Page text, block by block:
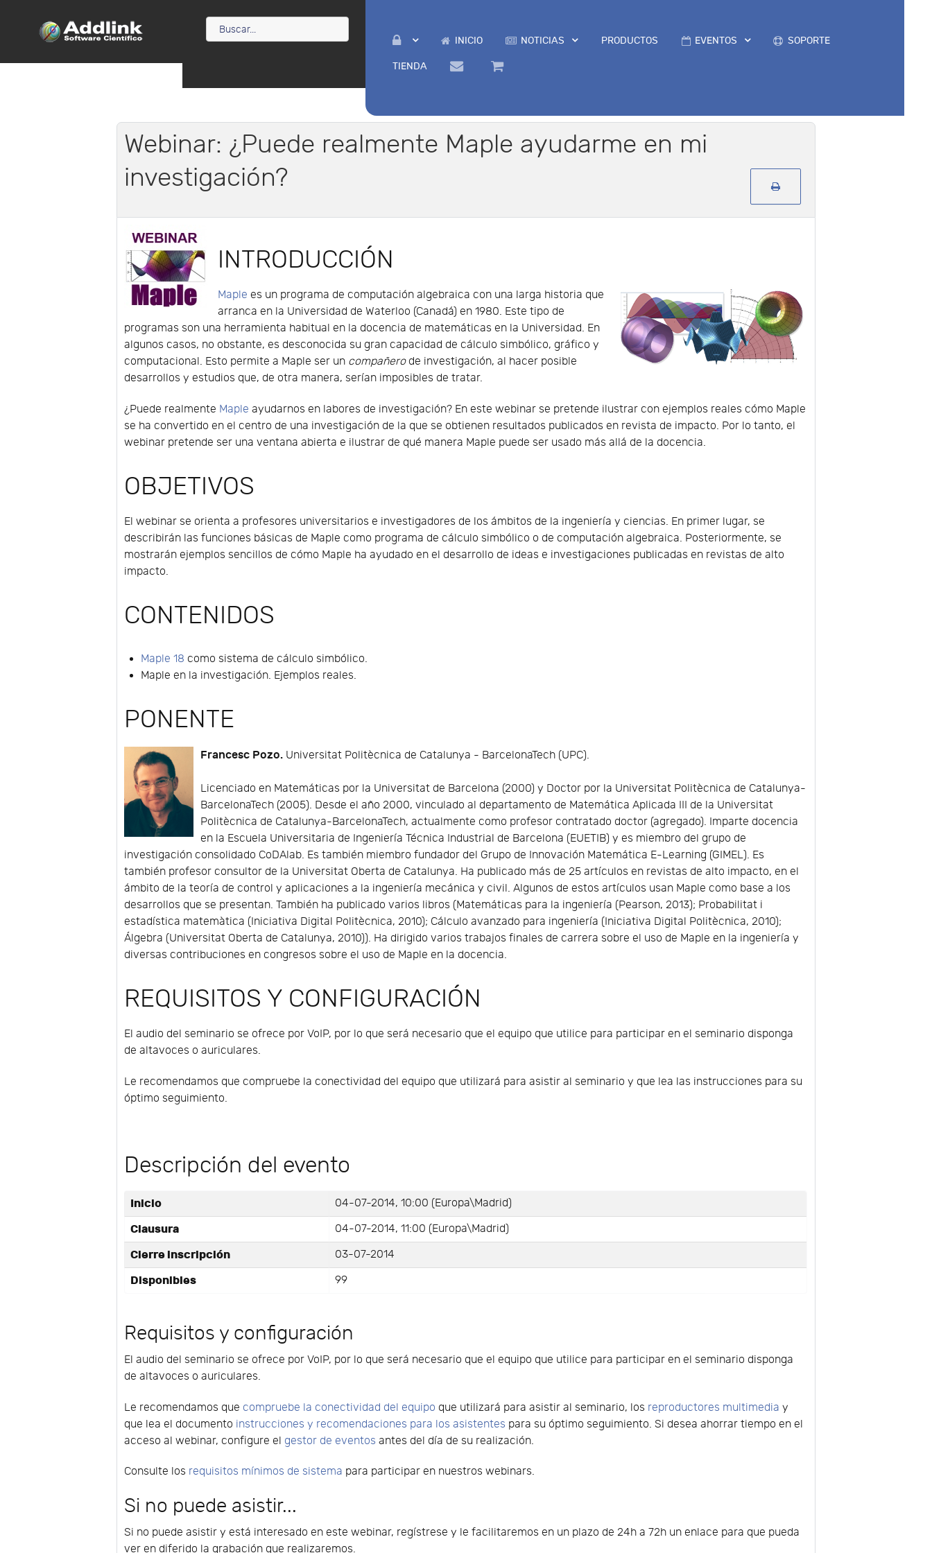
INICIO NOTICIAS PRODUCTOS EVENTOS SOPORTE
TIENDA
Webinar: ¿Puede realmente Maple ayudarme en mi
investigación?
INTRODUCCIÓN
Maple es un programa de computación algebraica con una larga historia que
arranca en la Universidad de Waterloo (Canadá) en 1980. Este tipo de
programas son una herramienta habitual en la docencia de matemáticas en la Universidad. En
algunos casos, no obstante, es desconocida su gran capacidad de cálculo simbólico, gráfico y
computacional. Esto permite a Maple ser un compañerode investigación, al hacer posible
desarrollos y estudios que, de otra manera, serían imposibles de tratar.
¿Puede realmente Maple ayudarnos en labores de investigación? En este webinar se pretende ilustrar con ejemplos reales cómo Maple
se ha convertido en el centro de una investigación de la que se obtienen resultados publicados en revista de impacto. Por lo tanto, el
webinar pretende ser una ventana abierta e ilustrar de qué manera Maple puede ser usado más allá de la docencia.
OBJETIVOS
El webinar se orienta a profesores universitarios e investigadores de los ámbitos de la ingeniería y ciencias. En primer lugar, se
describirán las funciones básicas de Maple como programa de cálculo simbólico o de computación algebraica. Posteriormente, se
mostrarán ejemplos sencillos de cómo Maple ha ayudado en el desarrollo de ideas e investigaciones publicadas en revistas de alto
impacto.
CONTENIDOS
Maple 18 como sistema de cálculo simbólico.
Maple en la investigación. Ejemplos reales.
PONENTE
Francesc Pozo. Universitat Politècnica de Catalunya - BarcelonaTech (UPC).
Licenciado en Matemáticas por la Universitat de Barcelona (2000) y Doctor por la Universitat Politècnica de Catalunya-
BarcelonaTech (2005). Desde el año 2000, vinculado al departamento de Matemática Aplicada III de la Universitat
Politècnica de Catalunya-BarcelonaTech, actualmente como profesor contratado doctor (agregado). Imparte docencia
en la Escuela Universitaria de Ingeniería Técnica Industrial de Barcelona (EUETIB) y es miembro del grupo de
investigación consolidado CoDAlab. Es también miembro fundador del Grupo de Innovación Matemática E-Learning (GIMEL). Es
también profesor consultor de la Universitat Oberta de Catalunya. Ha publicado más de 25 artículos en revistas de alto impacto, en el
ámbito de la teoría de control y aplicaciones a la ingeniería mecánica y civil. Algunos de estos artículos usan Maple como base a los
desarrollos que se presentan. También ha publicado varios libros (Matemáticas para la ingeniería (Pearson, 2013); Probabilitat i
estadística matemàtica (Iniciativa Digital Politècnica, 2010); Cálculo avanzado para ingeniería (Iniciativa Digital Politècnica, 2010);
Álgebra (Universitat Oberta de Catalunya, 2010)). Ha dirigido varios trabajos finales de carrera sobre el uso de Maple en la ingeniería y
diversas contribuciones en congresos sobre el uso de Maple en la docencia.
REQUISITOS Y CONFIGURACIÓN
El audio del seminario se ofrece por VoIP, por lo que será necesario que el equipo que utilice para participar en el seminario disponga
de altavoces o auriculares.
Le recomendamos que compruebe la conectividad del equipo que utilizará para asistir al seminario y que lea las instrucciones para su
óptimo seguimiento.
Descripción del evento
Inicio 04-07-2014, 10:00 (Europa\Madrid)
Clausura 04-07-2014, 11:00 (Europa\Madrid)
Cierre inscripción 03-07-2014
Disponibles 99
Requisitos y configuración
El audio del seminario se ofrece por VoIP, por lo que será necesario que el equipo que utilice para participar en el seminario disponga
de altavoces o auriculares.
Le recomendamos que compruebe la conectividad del equipo que utilizará para asistir al seminario, los reproductores multimedia y
que lea el documento instrucciones y recomendaciones para los asistentes para su óptimo seguimiento. Si desea ahorrar tiempo en el
acceso al webinar, configure el gestor de eventos antes del día de su realización.
Consulte los requisitos mínimos de sistema para participar en nuestros webinars.
Si no puede asistir...
Si no puede asistir y está interesado en este webinar, regístrese y le facilitaremos en un plazo de 24h a 72h un enlace para que pueda
ver en diferido la grabación que realizaremos.